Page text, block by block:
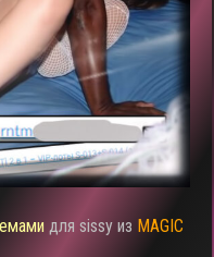
для sissy из MAGIC